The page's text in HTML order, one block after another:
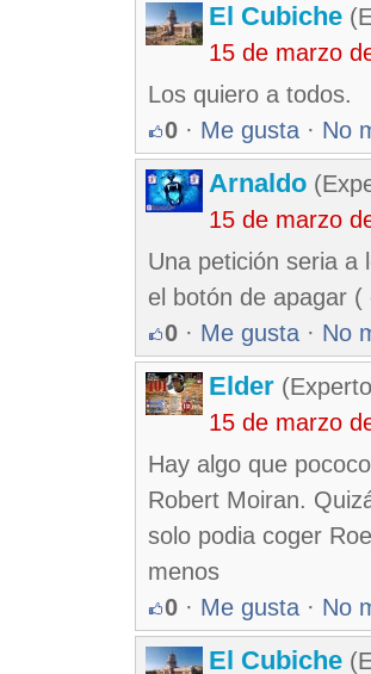
El Cubiche
15 de marzo
Los quiero a todos.
0 · Me gusta · No
Arnaldo
15 de marzo
Una petición seria a
el botón de apagar
0 · Me gusta · No
Elder
15 de marzo
Hay algo que
Robert Moiran.
solo podia coger
menos
0 · Me gusta · No
El Cubiche